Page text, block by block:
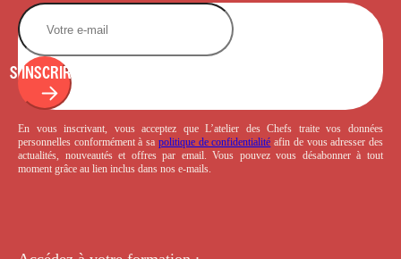
S'INSCRIRE
En vous inscrivant, vous acceptez que L’atelier des Chefs traite vos données
personnelles conformément à sa politique de confidentialité afin de vous adresser des
actualités, nouveautés et offres par email. Vous pouvez vous désabonner à tout
moment grâce au lien inclus dans nos e-mails.